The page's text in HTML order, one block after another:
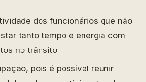
dos funcionários que não
tanto tempo e energia com
no trânsito
pois é possível reunir